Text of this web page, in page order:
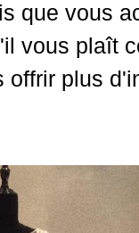
que vous
vous plaît
offrir plus